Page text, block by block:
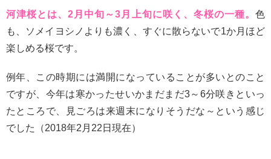
河津桜とは、2月中旬～3月上旬に咲く、冬桜の一種。 色
も、ソメイヨシノよりも濃く、すぐに散らないで1か月ほど
楽しめる桜です。
例年、この時期には満開になっていることが多いとのこと
ですが、今年は寒かったせいかまだまだ3～6分咲きといっ
たところで、見ごろは来週末になりそうだな～という感じ
でした（2018年2月22日現在）